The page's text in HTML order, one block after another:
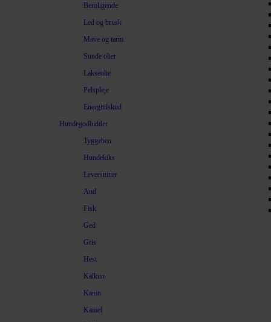
Beroligende
Led og brusk
Mave og tarm
Sunde olier
Lakseolie
Pelspleje
Energitilskud
Hundegodbidder
Tyggeben
Hundekiks
Leversnitter
And
Fisk
Ged
Gris
Hest
Kalkun
Kanin
Kamel